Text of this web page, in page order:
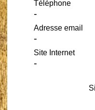
Téléphone
-
Adresse email
-
Site Internet
-